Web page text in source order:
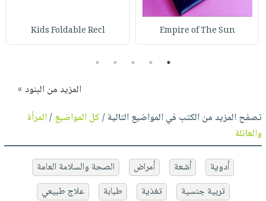
Empire of The Sun
Kids Foldable Recl
1
2
3
4
5
المزيد من البنود »
تصفح المزيد من الكتب في المواضيع التالية /كل المواضيع/المرأة
والعائلة
أدوية أشعة أمراض
الصحة والسلامة العامة
تربية جنسية
تغذية طبابة
علاج طبيعي